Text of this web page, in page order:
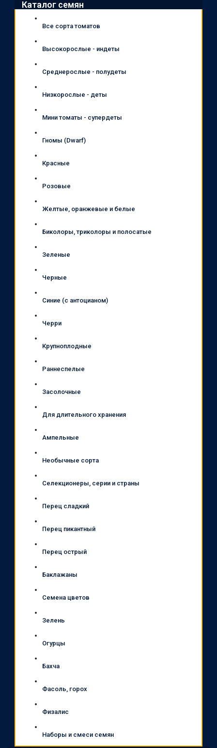
Каталог семян
Все сорта томатов
Высокорослые - индеты
Среднерослые - полудеты
Низкорослые - деты
Мини томаты - супердеты
Гномы (Dwarf)
Красные
Розовые
Желтые, оранжевые и белые
Биколоры, триколоры и полосатые
Зеленые
Черные
Синие (с антоцианом)
Черри
Крупноплодные
Раннеспелые
Засолочные
Для длительного хранения
Ампельные
Необычные сорта
Селекционеры, серии и страны
Перец сладкий
Перец пикантный
Перец острый
Баклажаны
Семена цветов
Зелень
Огурцы
Бахча
Фасоль, горох
Физалис
Наборы и смеси семян